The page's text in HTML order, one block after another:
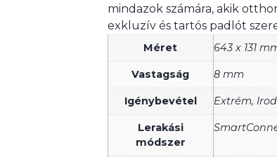
mindazok számára, akik
exkluzív és tartós padlót
Méret 643 x 131
Vastagság 8 mm
Igénybevétel Extrém,
Lerakási
módszer